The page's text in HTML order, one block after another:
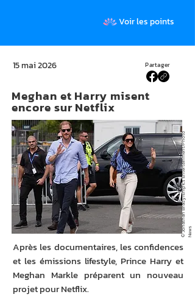
Voir les points
Partager
15 mai 2026
Meghan et Harry misent
encore sur Netflix
©
J
o n
a
t
h
a
n
B
r
a
d
y
/
E
m
pi
c
s
E
n
t
e
r
t
ai
n
m
e
n
t
/
P
h
o
t
o
N
e
w s
Après les documentaires, les confidences
et les émissions lifestyle, Prince Harry et
Meghan Markle préparent un nouveau
projet pour Netflix.